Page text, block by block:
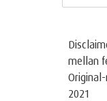
mellan
2021